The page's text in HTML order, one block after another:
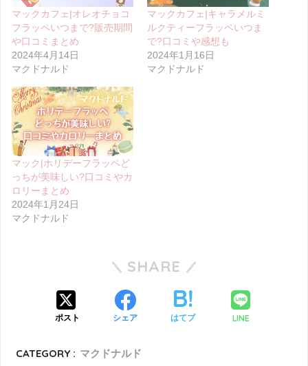
マックカフェ|オレオチョコ
フラッペいつまで?販売期間
や口コミまとめ
2024年4月14日
マクドナルド
マックカフェ|キャラメルミ
ルクティーフラッペいつま
で?口コミや感想も
2024年1月16日
マクドナルド
マック|ホリデーフラッペど
っちが美味しい?口コミやカ
ロリーまとめ
2024年1月24日
マクドナルド
SHARE
ポスト シェア はてブ LINE
CATEGORY : マクドナルド